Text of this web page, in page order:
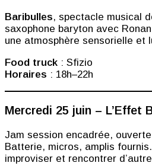
Baribulles, spectacle musical
saxophone baryton avec
une atmosphère sensorielle et
Food truck : Sfizio
Horaires : 18h–22h
Mercredi 25 juin – L’Effet
Jam session encadrée,
Batterie, micros, amplis
improviser et rencontrer